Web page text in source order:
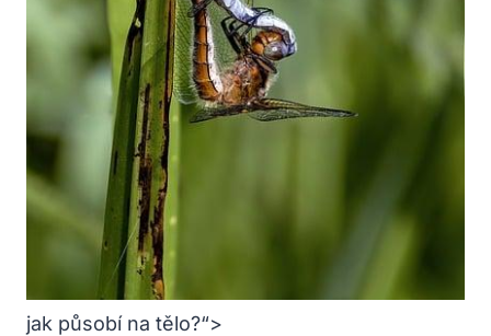
jak působí na tělo?“>